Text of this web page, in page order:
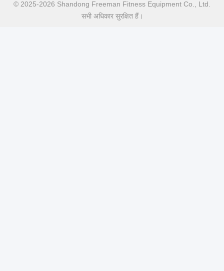
© 2025-2026 Shandong Freeman Fitness Equipment Co., Ltd.
सभी अधिकार सुरक्षित हैं।